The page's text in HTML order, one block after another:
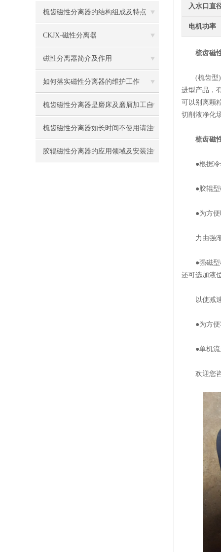
那些地方呢？
梳齿磁性分离器的结构组成及特点
CKJX-磁性分离器
磁性分离器简介及作用
如何落实磁性分离器的维护工作
梳齿磁性分离器是磨床及磨屑加工自
动线的重要附件
梳齿磁性分离器如长时间不使用请注
意清理产品
胶辊磁性分离器的应用领域及安装注
入水口直
电机功率
梳齿磁
(梳齿型)系
进型产品，
可以别离颗
切削液净化
梳齿磁
●根据冷却
●胶辊型磁
●为方便吸
力由强渐
●强磁型梳
还可选加液
以使减速
●为方便客
●单机流
欢迎您